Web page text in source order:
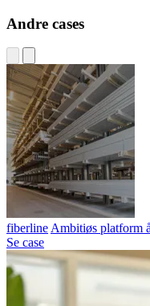
Andre cases
fiberline Ambitiøs platform
Se case